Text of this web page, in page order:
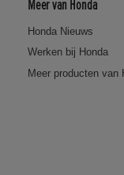
Meer van Honda
Honda Nieuws
Werken bij Honda
Meer producten van